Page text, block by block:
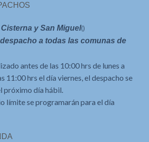
y San Miguel()
a todas las comunas de
antes de las 10:00 hrs de lunes a
11:00 hrs el día viernes, el despacho se
próximo día hábil.
límite se programarán para el día